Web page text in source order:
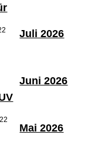
Juli 2026
Juni 2026
Mai 2026